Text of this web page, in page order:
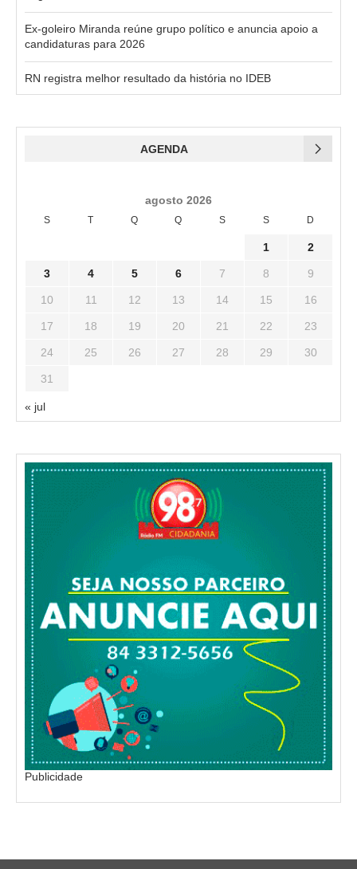
Ex-goleiro Miranda reúne grupo político e anuncia apoio a
candidaturas para 2026
RN registra melhor resultado da história no IDEB
AGENDA
agosto 2026
S T Q Q S S D
1 2
3 4 5 6 7 8 9
10 11 12 13 14 15 16
17 18 19 20 21 22 23
24 25 26 27 28 29 30
31
« jul
Publicidade